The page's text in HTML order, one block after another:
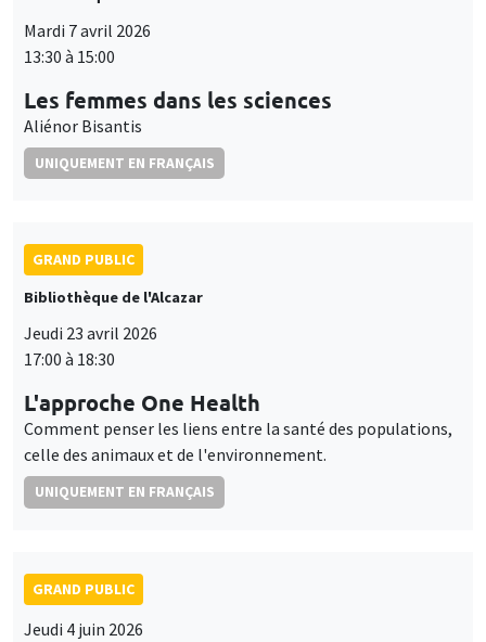
Mardi 7 avril 2026
13:30 à 15:00
Les femmes dans les sciences
Aliénor Bisantis
UNIQUEMENT EN FRANÇAIS
GRAND PUBLIC
Bibliothèque de l'Alcazar
Jeudi 23 avril 2026
17:00 à 18:30
L'approche One Health
Comment penser les liens entre la santé des populations,
celle des animaux et de l'environnement.
UNIQUEMENT EN FRANÇAIS
GRAND PUBLIC
Jeudi 4 juin 2026